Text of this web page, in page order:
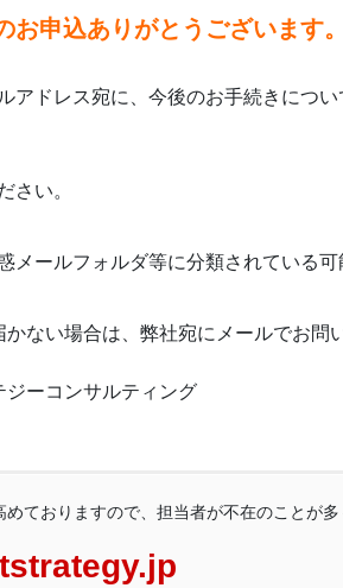
お申込ありがとうございます。
アドレス宛に、今後のお手続きにつ
さい。
メールフォルダ等に分類されている可
ない場合は、弊社宛にメールでお問
ーコンサルティング
めておりますので、担当者が不在のことが